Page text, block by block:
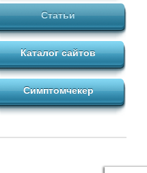
Статьи
Каталог сайтов
Симптомчекер